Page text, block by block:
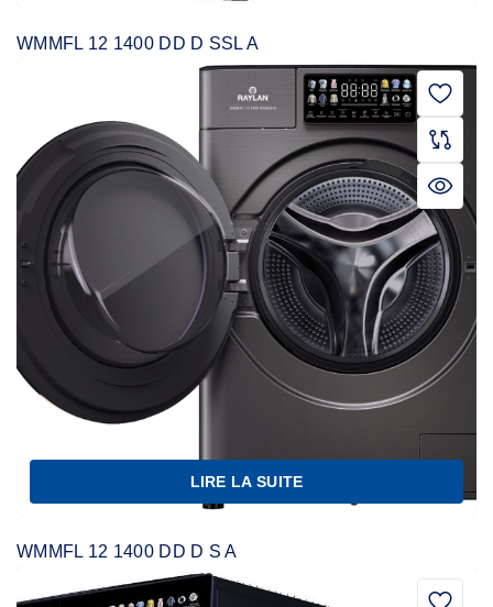
WMMFL 12 1400 DD D SSL A
LIRE LA SUITE
WMMFL 12 1400 DD D S A